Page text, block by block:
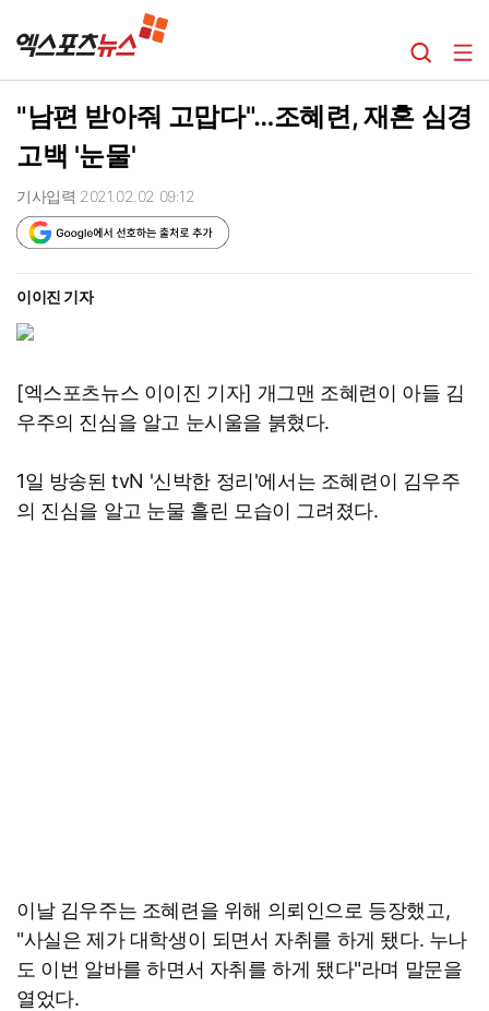
"남편 받아줘 고맙다"…조혜련, 재혼 심경
고백 '눈물'
기사입력 2021.02.02 09:12
이이진 기자
[엑스포츠뉴스 이이진 기자] 개그맨 조혜련이 아들 김
우주의 진심을 알고 눈시울을 붉혔다.
1일 방송된 tvN '신박한 정리'에서는 조혜련이 김우주
의 진심을 알고 눈물 흘린 모습이 그려졌다.
이날 김우주는 조혜련을 위해 의뢰인으로 등장했고,
"사실은 제가 대학생이 되면서 자취를 하게 됐다. 누나
도 이번 알바를 하면서 자취를 하게 됐다"라며 말문을
열었다.